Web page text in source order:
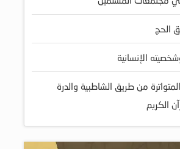
الحج
الإنسانية
من طريق الشاطبية والدرة
الكريم